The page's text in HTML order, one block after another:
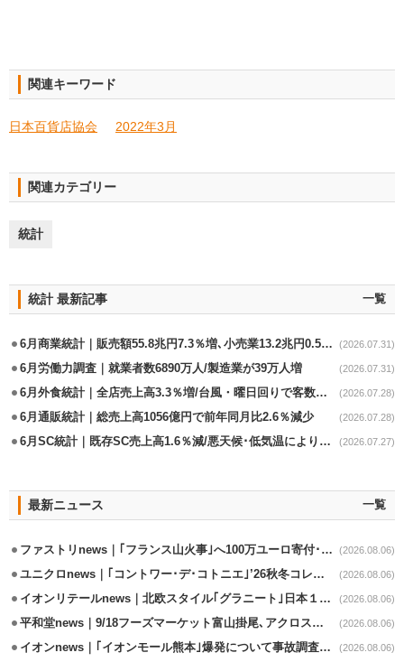
関連キーワード
日本百貨店協会 2022年3月
関連カテゴリー
統計
統計 最新記事 一覧
6月商業統計｜販売額55.8兆円7.3％増､小売業13.2兆円0.5％増 (2026.07.31)
6月労働力調査｜就業者数6890万人/製造業が39万人増 (2026.07.31)
6月外食統計｜全店売上高3.3％増/台風・曜日回りで客数失速も単価上昇が下支え (2026.07.28)
6月通販統計｜総売上高1056億円で前年同月比2.6％減少 (2026.07.28)
6月SC統計｜既存SC売上高1.6％減/悪天候･低気温により夏物不振 (2026.07.27)
最新ニュース 一覧
ファストリnews｜｢フランス山火事｣へ100万ユーロ寄付･衣料5万点も提供 (2026.08.06)
ユニクロnews｜｢コントワー･デ･コトニエ｣’26秋冬コレクション8/28発売 (2026.08.06)
イオンリテールnews｜北欧スタイル｢グラニート｣日本１号店を自由が丘に開業 (2026.08.06)
平和堂news｜9/18フーズマーケット富山掛尾､アクロスプラザ内に出店 (2026.08.06)
イオンnews｜｢イオンモール熊本｣爆発について事故調査委員会設置 (2026.08.06)